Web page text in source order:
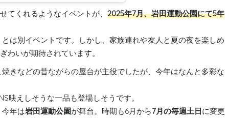
てくれるようなイベントが、 2025年7月、岩田運動公園にて5年
は別イベントです。しかし、家族連れや友人と夏の夜を楽しめ
わいが期待されています。
きなどの昔ながらの屋台が主役でしたが、今年はなんと多彩な
映えしそうな一品も登場しそうです。
年は岩田運動公園が舞台。時期も6月から7月の毎週土日 に変更